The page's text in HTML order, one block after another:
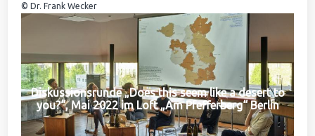
© Dr. Frank Wecker
Diskussionsrunde „Does this seem like a desert to
you?“, Mai 2022 im Loft „Am Pfefferberg“ Berlin